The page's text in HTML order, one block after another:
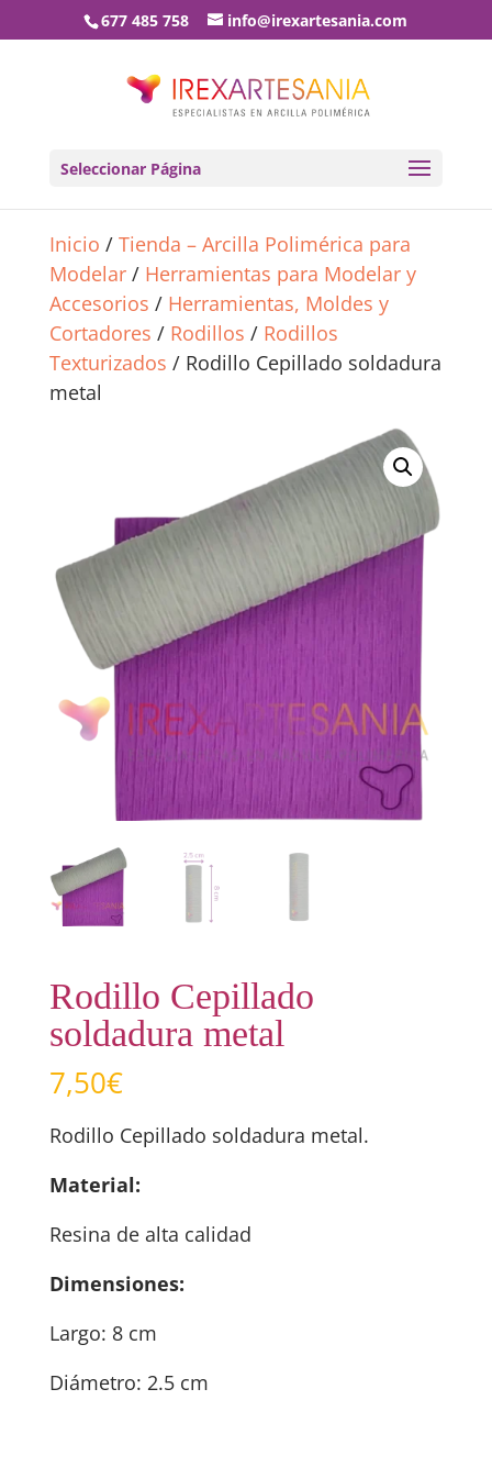
677 485 758 info@irexartesania.com
Seleccionar Página
Inicio / Tienda – Arcilla Polimérica para
Modelar/ Herramientas para Modelar y
Accesorios / Herramientas, Moldes y
Cortadores / Rodillos / Rodillos
Texturizados / Rodillo Cepillado soldadura
metal
Rodillo Cepillado
soldadura metal
7,50€
Rodillo Cepillado soldadura metal.
Material:
Resina de alta calidad
Dimensiones:
Largo: 8 cm
Diámetro: 2.5 cm